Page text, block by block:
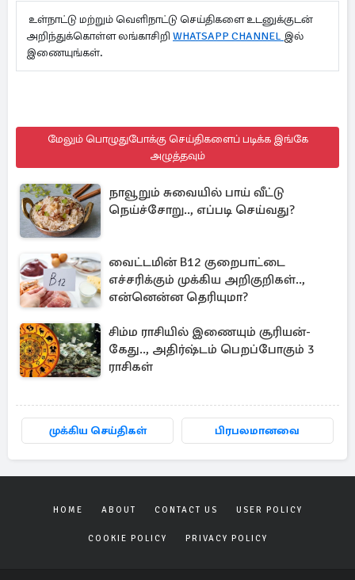
உள்நாட்டு மற்றும் வெளிநாட்டு செய்திகளை உடனுக்குடன்
அறிந்துக்கொள்ள லங்காசிறி WHATSAPP CHANNEL இல்
இணையுங்கள்.
மேலும் பொழுதுபோக்கு செய்திகளைப் படிக்க இங்கே
அழுத்தவும்
நாவூறும் சுவையில் பாய் வீட்டு
நெய்ச்சோறு.., எப்படி செய்வது?
வைட்டமின் B12 குறைபாட்டை
எச்சரிக்கும் முக்கிய அறிகுறிகள்..,
என்னென்ன தெரியுமா?
சிம்ம ராசியில் இணையும் சூரியன்-
கேது.., அதிர்ஷ்டம் பெறப்போகும் 3
ராசிகள்
முக்கிய செய்திகள் பிரபலமானவை
HOME ABOUT CONTACT US USER POLICY
COOKIE POLICY PRIVACY POLICY